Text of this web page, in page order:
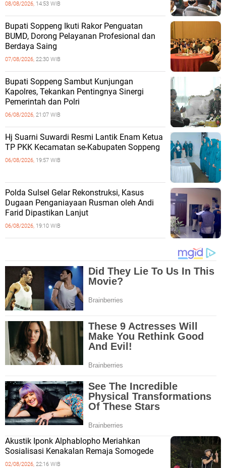
08/08/2026, 14:53 WIB
Bupati Soppeng Ikuti Rakor Penguatan
BUMD, Dorong Pelayanan Profesional dan
Berdaya Saing
07/08/2026, 22:30 WIB
Bupati Soppeng Sambut Kunjungan
Kapolres, Tekankan Pentingnya Sinergi
Pemerintah dan Polri
06/08/2026, 21:07 WIB
Hj Suarni Suwardi Resmi Lantik Enam Ketua
TP PKK Kecamatan se-Kabupaten Soppeng
06/08/2026, 19:57 WIB
Polda Sulsel Gelar Rekonstruksi, Kasus
Dugaan Penganiayaan Rusman oleh Andi
Farid Dipastikan Lanjut
06/08/2026, 19:10 WIB
Akustik Iponk Alphablopho Meriahkan
Sosialisasi Kenakalan Remaja Somogede
02/08/2026, 22:16 WIB